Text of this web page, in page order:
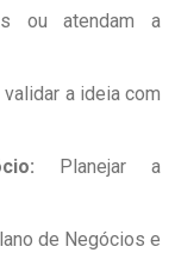
ou atendam a
validar a ideia com
Planejar a
de Negócios e